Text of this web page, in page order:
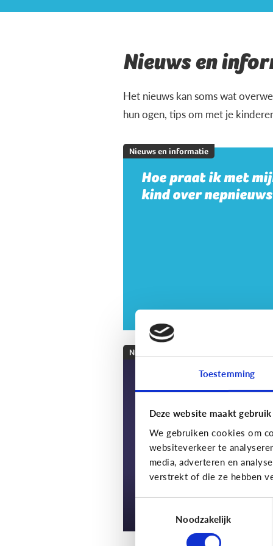
Toestemming
Deze website maakt
We gebruiken cookies om
websiteverkeer te
media, adverteren en
verstrekt of die ze hebben
Noodzakelijk
Nieuws en
Het nieuws kan soms wat
hun ogen, tips om met je
Nieuws en informatie
Hoe praat ik met
kind over
Nieuws en informatie
7 tips om met je kind
te praten over